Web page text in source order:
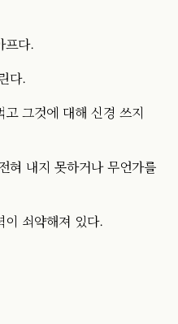
프다.
다.
그것에 대해 신경 쓰지
혀 내지 못하거나 무언가를
이 쇠약해져 있다.